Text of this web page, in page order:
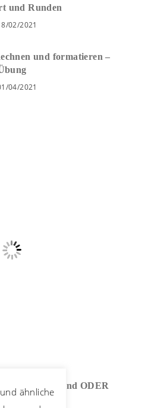
und Runden
02/2021
und formatieren –
04/2021
WENN und ODER
in Excel
ähnliche